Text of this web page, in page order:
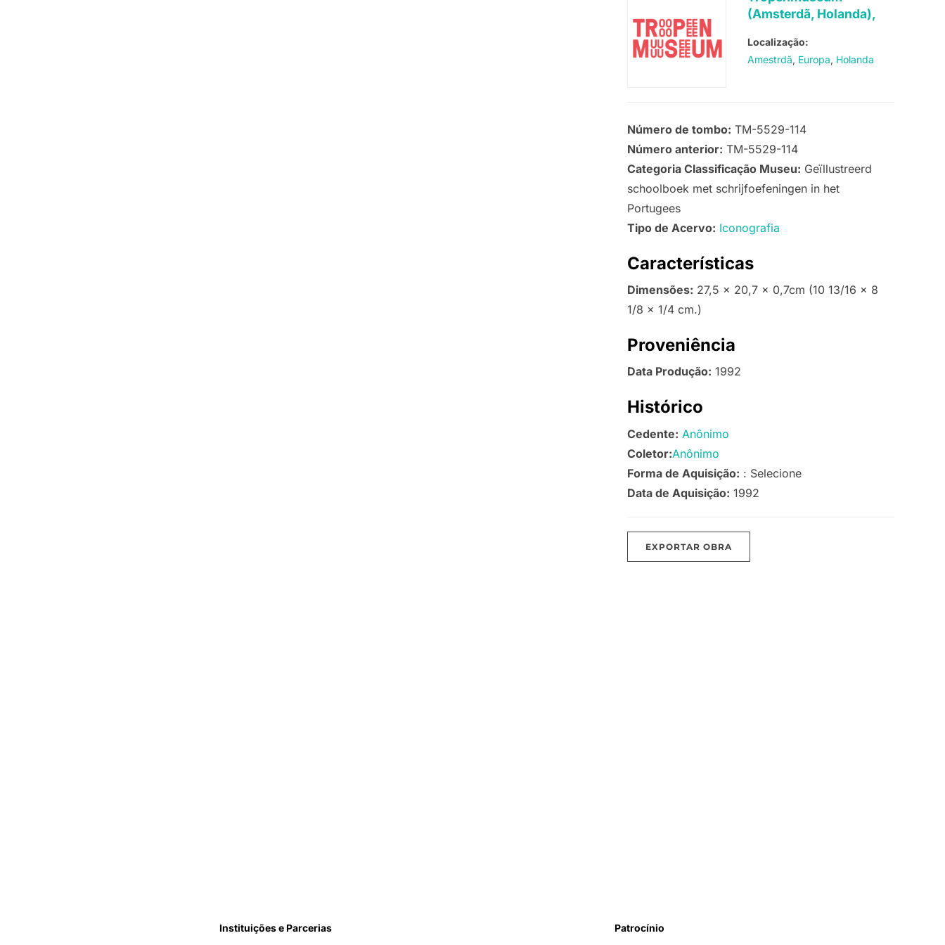
(Amsterdã, Holanda),
Localização:
Amestrdã Europa Holanda
Número de tombo: TM-5529-114
Número anterior: TM-5529-114
Categoria Classificação Museu: Geïllustreerd
schoolboek met schrijfoefeningen in het
Portugees
Tipo de Acervo: Iconografia
Características
Dimensões: 27,5 x 20,7 x 0,7cm (10 13/16 x 8
1/8 x 1/4 cm.)
Proveniência
Data Produção: 1992
Histórico
Cedente: Anônimo
Coletor:Anônimo
Forma de Aquisição: : Selecione
Data de Aquisição: 1992
EXPORTAR OBRA
Instituições e Parcerias Patrocínio